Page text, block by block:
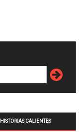
HISTORIAS CALIENTES